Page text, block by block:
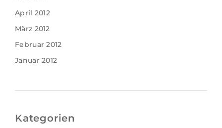
April 2012
März 2012
Februar 2012
Januar 2012
Kategorien